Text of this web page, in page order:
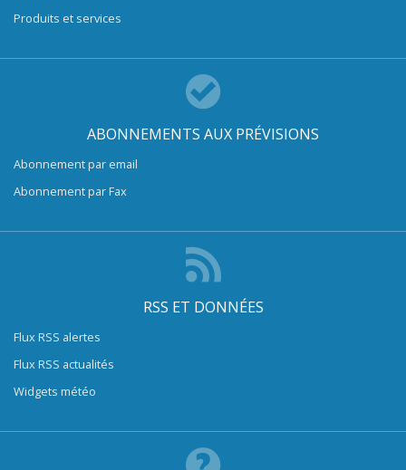
Produits et services
ABONNEMENTS AUX PRÉVISIONS
Abonnement par email
Abonnement par Fax
RSS ET DONNÉES
Flux RSS alertes
Flux RSS actualités
Widgets météo